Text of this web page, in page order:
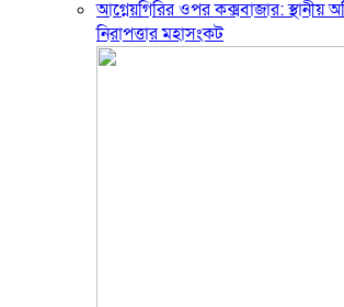
আগ্নেয়গিরির ওপর কক্সবাজার: স্থানীয়
নিরাপত্তার মহাসংকট